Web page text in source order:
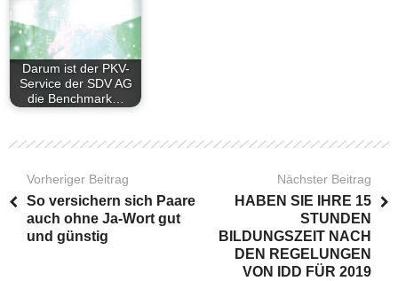
Darum ist der PKV-
Service der SDV AG
die Benchmark…
Vorheriger Beitrag
So versichern sich Paare
auch ohne Ja-Wort gut
und günstig
Nächster Beitrag
HABEN SIE IHRE 15
STUNDEN
BILDUNGSZEIT NACH
DEN REGELUNGEN
VON IDD FÜR 2019